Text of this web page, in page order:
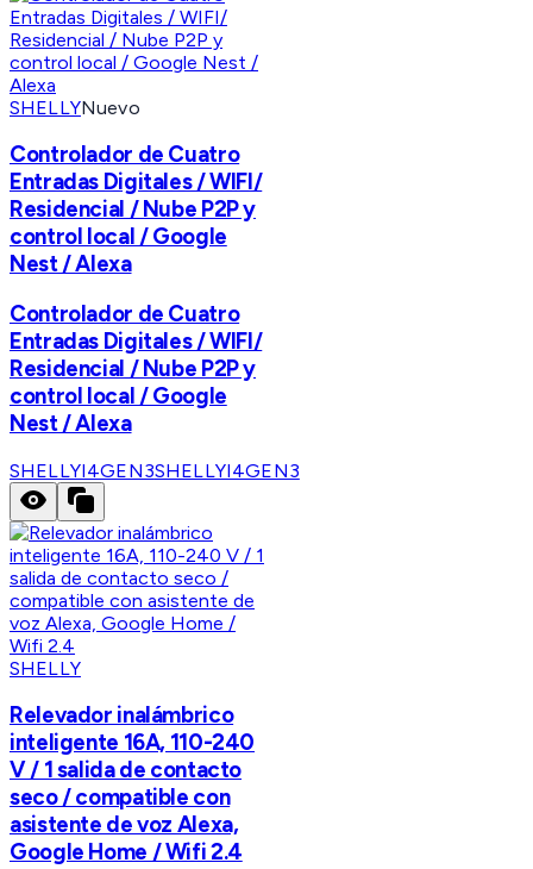
SHELLYNuevo
Controlador de Cuatro
Entradas Digitales / WIFI/
Residencial / Nube P2P y
control local / Google
Nest / Alexa
Controlador de Cuatro
Entradas Digitales / WIFI/
Residencial / Nube P2P y
control local / Google
Nest / Alexa
SHELLYI4GEN3SHELLYI4GEN3
SHELLY
Relevador inalámbrico
inteligente 16A, 110-240
V / 1 salida de contacto
seco / compatible con
asistente de voz Alexa,
Google Home / Wifi 2.4